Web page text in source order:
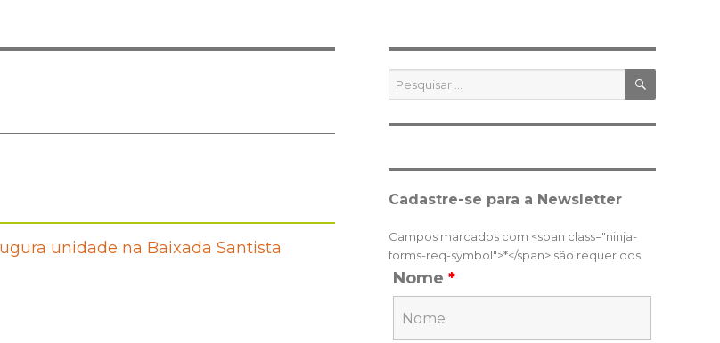
unidade na Baixada Santista
Pesquisar
por:
Cadastre-se para a Newsletter
Campos marcados com <span class="ninja-
forms-req-symbol">*</span> são requeridos
Nome *